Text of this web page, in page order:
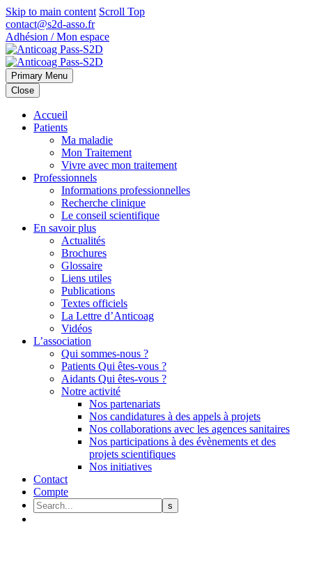
Skip to main content Scroll Top
contact@s2d-asso.fr
Adhésion / Mon espace
Primary Menu
Close
Accueil
Patients
Ma maladie
Mon Traitement
Vivre avec mon traitement
Professionnels
Informations professionnelles
Recherche clinique
Le conseil scientifique
En savoir plus
Actualités
Brochures
Glossaire
Liens utiles
Publications
Textes officiels
La Lettre d’Anticoag
Vidéos
L’association
Qui sommes-nous ?
Patients Qui êtes-vous ?
Aidants Qui êtes-vous ?
Notre activité
Nos partenariats
Nos candidatures à des appels à projets
Nos collaborations avec les agences sanitaires
Nos participations à des évènements et des
projets scientifiques
Nos initiatives
Contact
Compte